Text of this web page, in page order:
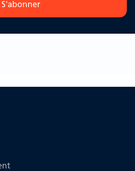
S'abonner